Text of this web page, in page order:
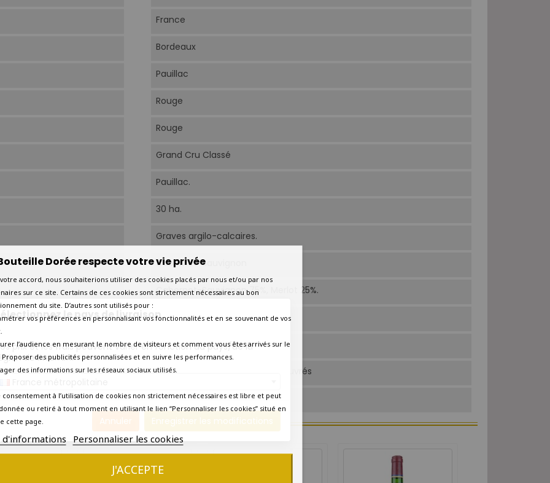
le pays de livraison
prix et les frais peuvent varier en fonction du pays/de la
de livraison.
Annuler Enregistrer les modifications
France
Bordeaux
Pauillac
Rouge
Rouge
Grand Cru Classé
Pauillac.
30 ha.
Graves argilo-calcaires.
Cabernet-Sauvignon
Cabernet-Sauvignon 75%, Merlot 25%.
16°C-18°C.
Amateur de grands crus
Livraison rapide en 2 à 3 jours ouvrés
Oui
10 AUTRES PRODUITS DANS LA MÊME CATÉGORIE :
Dorée respecte votre vie privée
accord, nous souhaiterions utiliser des cookies placés par nous et/ou par nos
sur ce site. Certains de ces cookies sont strictement nécessaires au bon
du site. D’autres sont utilisés pour :
vos préférences en personnalisant vos fonctionnalités et en se souvenant de vos
l’audience en mesurant le nombre de visiteurs et comment vous êtes arrivés sur le
Proposer des publicités personnalisées et en suivre les performances.
des informations sur les réseaux sociaux utilisés.
consentement à l’utilisation de cookies non strictement nécessaires est libre et peut
ou retiré à tout moment en utilisant le lien “Personnaliser les cookies” situé en
cette page.
d'informations Personnaliser les cookies
J'ACCEPTE